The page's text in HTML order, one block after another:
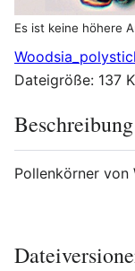
Es ist keine höhere
Dateigröße: 137
Beschreibung
Pollenkörner